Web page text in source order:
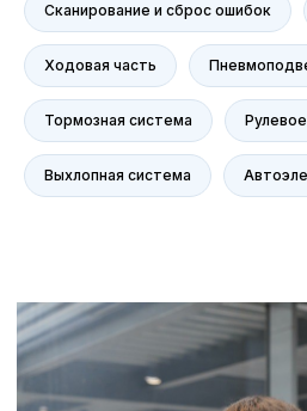
Сканирование и сброс ошибок
Ходовая часть
Тормозная система
Выхлопная система
Сервис
Сервис Nissan
Сервис Mercedes-Benz
Сервис BMW
Контакты
Статьи
Сервис Porsche
Сервис Voyah